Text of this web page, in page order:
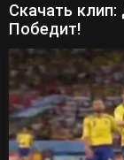
Скачать
Победит!